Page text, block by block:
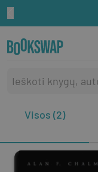
Visos (2)